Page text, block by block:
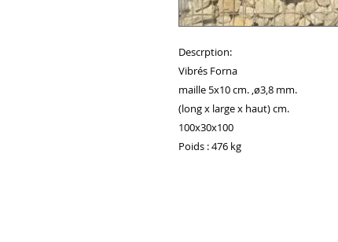
Descrption:
Vibrés Forna
maille 5x10 cm. ,ø3,8 mm.
(long x large x haut) cm.
100x30x100
Poids : 476 kg